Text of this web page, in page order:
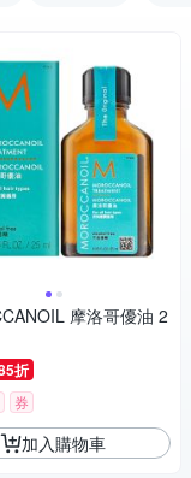
摩洛哥優油 2
折
券
加入購物車